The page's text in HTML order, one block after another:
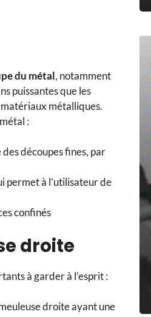
du métal, notamment
puissantes que les
métalliques.
:
découpes fines, par
permet à l’utilisateur de
confinés
droite
à garder à l’esprit :
droite ayant une